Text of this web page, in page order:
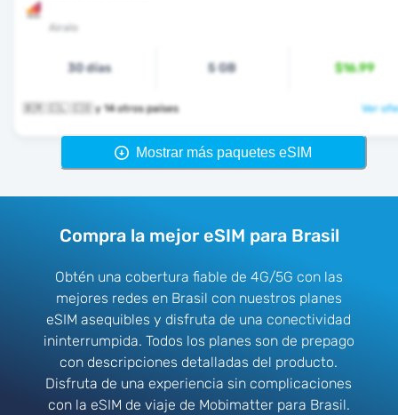
Airalo
30 días 5 GB $16.99
🇧🇷 🇨🇱 🇨🇴 y 14 otros países Ver
Mostrar más paquetes eSIM
Compra la mejor eSIM para Brasil
Obtén una cobertura fiable de 4G/5G con las
mejores redes en Brasil con nuestros planes
eSIM asequibles y disfruta de una conectividad
ininterrumpida. Todos los planes son de prepago
con descripciones detalladas del producto.
Disfruta de una experiencia sin complicaciones
con la eSIM de viaje de Mobimatter para Brasil.